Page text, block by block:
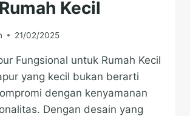
Kecil
21/02/2025
Fungsional untuk Rumah Kecil
yang kecil bukan berarti
dengan kenyamanan
Dengan desain yang